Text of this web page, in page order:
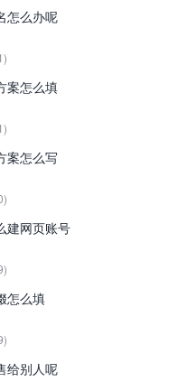
怎么办呢
案怎么填
案怎么写
建网页账号
怎么填
给别人呢